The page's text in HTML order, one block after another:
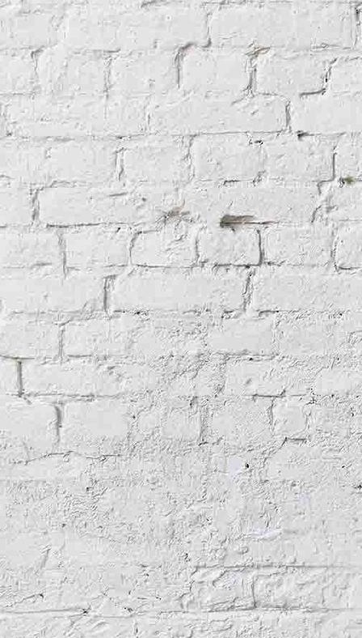
LagavulinWashBacksOld